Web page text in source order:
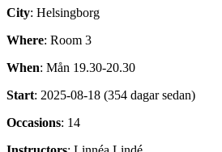
City: Helsingborg
Where: Room 3
When: Mån 19.30-20.30
Start: 2025-08-18 (354 dagar sedan)
Occasions: 14